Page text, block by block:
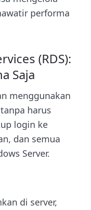
performa
(RDS):
Saja
menggunakan
harus
login ke
dan semua
Server.
di server,